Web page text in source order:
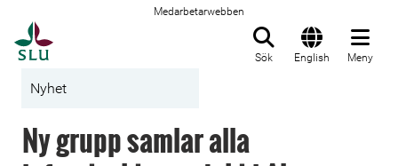
Medarbetarwebben
Sök English Meny
Nyhet
Ny grupp samlar alla